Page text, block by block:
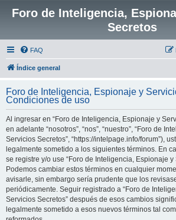
Foro de Inteligencia,
Secretos
FAQ
Índice general
Foro de Inteligencia, Espionaje y
Condiciones de uso
Al ingresar en “Foro de Inteligencia, Espionaje y
en adelante “nosotros”, “nos”, “nuestro”, “Foro de
Servicios Secretos”, “https://intelpage.info/forum”),
legalmente sometido a los siguientes términos. En
se registre y/o use “Foro de Inteligencia, Espionaje y
Podemos cambiar estos términos en cualquier
avisarle, sin embargo sería prudente que los
periódicamente. Seguir registrado a “Foro de
Servicios Secretos” después de esos cambios
legalmente sometido a esos nuevos términos tal